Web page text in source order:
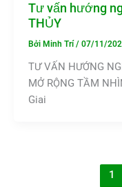
Tư vấn hướng
THỦY
Bởi Minh Trí / 07/11/
TƯ VẤN HƯỚNG
MỞ RỘNG TẦM
Giai
1